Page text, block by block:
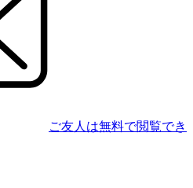
ご友人は無料で閲覧でき